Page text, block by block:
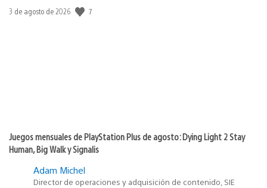
Fecha
3 de agosto de 2026 7
Juegos mensuales de PlayStation Plus de agosto: Dying Light 2 Stay
Human, Big Walk y Signalis
Adam Michel
Director de operaciones y adquisición de contenido, SIE